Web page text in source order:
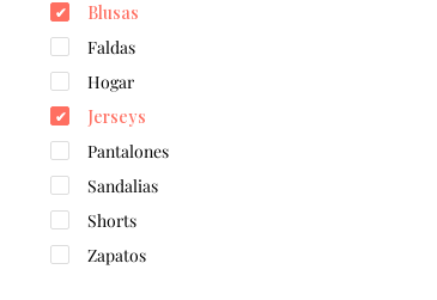
Blusas
Faldas
Hogar
Jerseys
Pantalones
Sandalias
Shorts
Zapatos